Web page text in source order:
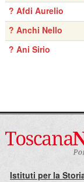
? Afdi Aurelio
? Anchi Nello
? Ani Sirio
Istituti per la